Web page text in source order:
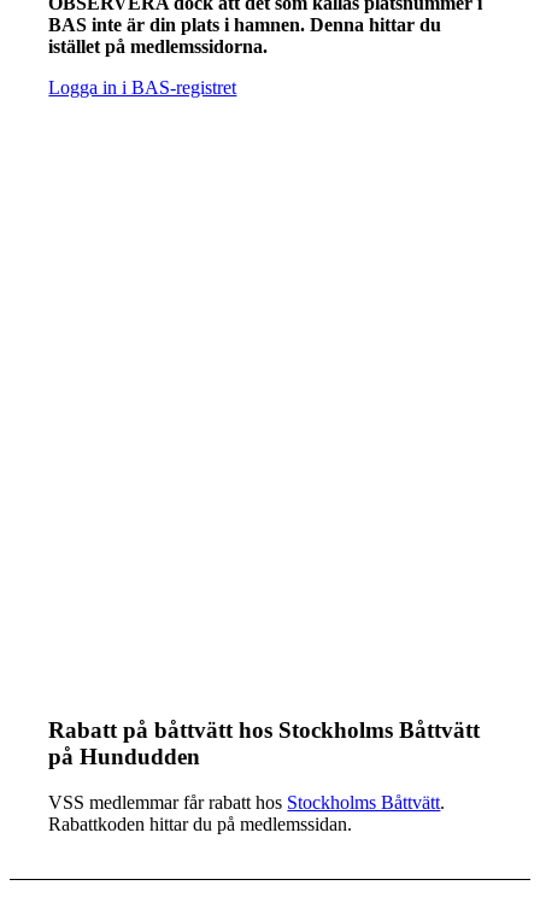
BAS inte är din plats i hamnen. Denna hittar du
istället på medlemssidorna.
Logga in i BAS-registret
Rabatt på båttvätt hos Stockholms Båttvätt
på Hundudden
VSS medlemmar får rabatt hos Stockholms Båttvätt.
Rabattkoden hittar du på medlemssidan.